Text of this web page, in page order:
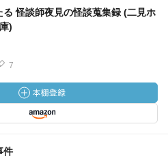
る 怪談師夜見の怪談蒐集録 (二見ホ
)
7
件